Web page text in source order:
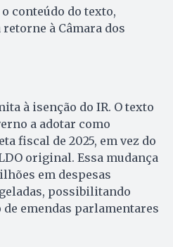
conteúdo do texto,
à Câmara dos
à isenção do IR. O texto
a adotar como
fiscal de 2025, em vez do
original. Essa mudança
em despesas
possibilitando
emendas parlamentares